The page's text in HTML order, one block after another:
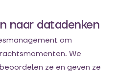
naar datadenken
om
We
ze en geven ze